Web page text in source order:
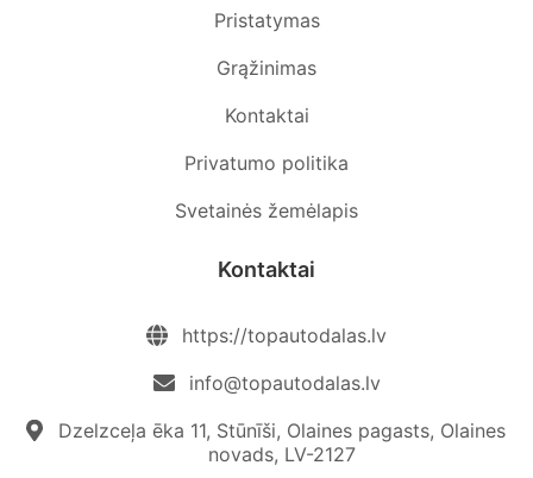
Pristatymas
Grąžinimas
Kontaktai
Privatumo politika
Svetainės žemėlapis
Kontaktai
https://topautodalas.lv
info@topautodalas.lv
Dzelzceļa ēka 11, Stūnīši, Olaines pagasts, Olaines
novads, LV-2127